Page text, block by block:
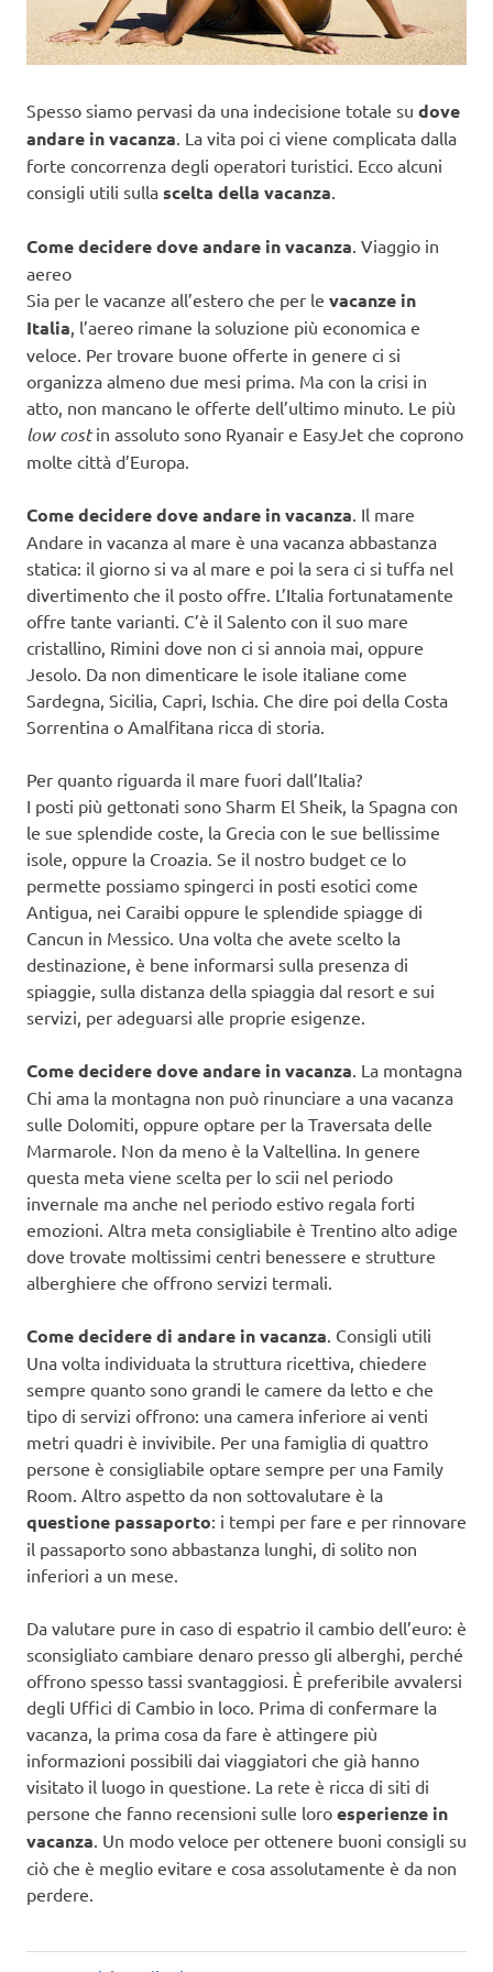
Spesso siamo pervasi da una indecisione totale su dove
andare in vacanza. La vita poi ci viene complicata dalla
forte concorrenza degli operatori turistici. Ecco alcuni
consigli utili sulla scelta della vacanza.
Come decidere dove andare in vacanza. Viaggio in
aereo
Sia per le vacanze all’estero che per le vacanze in
Italia, l’aereo rimane la soluzione più economica e
veloce. Per trovare buone offerte in genere ci si
organizza almeno due mesi prima. Ma con la crisi in
atto, non mancano le offerte dell’ultimo minuto. Le più
low costin assoluto sono Ryanair e EasyJet che coprono
molte città d’Europa.
Come decidere dove andare in vacanza. Il mare
Andare in vacanza al mare è una vacanza abbastanza
statica: il giorno si va al mare e poi la sera ci si tuffa nel
divertimento che il posto offre. L’Italia fortunatamente
offre tante varianti. C’è il Salento con il suo mare
cristallino, Rimini dove non ci si annoia mai, oppure
Jesolo. Da non dimenticare le isole italiane come
Sardegna, Sicilia, Capri, Ischia. Che dire poi della Costa
Sorrentina o Amalfitana ricca di storia.
Per quanto riguarda il mare fuori dall’Italia?
I posti più gettonati sono Sharm El Sheik, la Spagna con
le sue splendide coste, la Grecia con le sue bellissime
isole, oppure la Croazia. Se il nostro budget ce lo
permette possiamo spingerci in posti esotici come
Antigua, nei Caraibi oppure le splendide spiagge di
Cancun in Messico. Una volta che avete scelto la
destinazione, è bene informarsi sulla presenza di
spiaggie, sulla distanza della spiaggia dal resort e sui
servizi, per adeguarsi alle proprie esigenze.
Come decidere dove andare in vacanza. La montagna
Chi ama la montagna non può rinunciare a una vacanza
sulle Dolomiti, oppure optare per la Traversata delle
Marmarole. Non da meno è la Valtellina. In genere
questa meta viene scelta per lo scii nel periodo
invernale ma anche nel periodo estivo regala forti
emozioni. Altra meta consigliabile è Trentino alto adige
dove trovate moltissimi centri benessere e strutture
alberghiere che offrono servizi termali.
Come decidere di andare in vacanza. Consigli utili
Una volta individuata la struttura ricettiva, chiedere
sempre quanto sono grandi le camere da letto e che
tipo di servizi offrono: una camera inferiore ai venti
metri quadri è invivibile. Per una famiglia di quattro
persone è consigliabile optare sempre per una Family
Room. Altro aspetto da non sottovalutare è la
questione passaporto: i tempi per fare e per rinnovare
il passaporto sono abbastanza lunghi, di solito non
inferiori a un mese.
Da valutare pure in caso di espatrio il cambio dell’euro: è
sconsigliato cambiare denaro presso gli alberghi, perché
offrono spesso tassi svantaggiosi. È preferibile avvalersi
degli Uffici di Cambio in loco. Prima di confermare la
vacanza, la prima cosa da fare è attingere più
informazioni possibili dai viaggiatori che già hanno
visitato il luogo in questione. La rete è ricca di siti di
persone che fanno recensioni sulle loro esperienze in
vacanza. Un modo veloce per ottenere buoni consigli su
ciò che è meglio evitare e cosa assolutamente è da non
perdere.